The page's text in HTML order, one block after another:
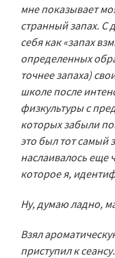
мне показывает
странный запах. С
себя как «запах
определенных
точнее запаха)
школе после
физкультуры с
которых забыли
это был тот самый
наслаивалось еще
которое я,
Ну, думаю ладно,
Взял
приступил к